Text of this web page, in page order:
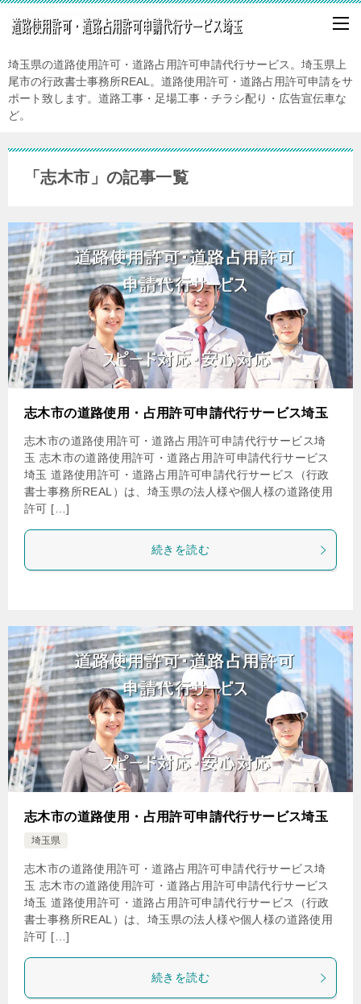
埼玉県の道路使用許可・道路占用許可申請代行サービス。埼玉県上
尾市の行政書士事務所REAL。道路使用許可・道路占用許可申請をサ
ポート致します。道路工事・足場工事・チラシ配り・広告宣伝車な
ど。
「志木市」の記事一覧
志木市の道路使用・占用許可申請代行サービス埼玉
志木市の道路使用許可・道路占用許可申請代行サービス埼
玉 志木市の道路使用許可・道路占用許可申請代行サービス
埼玉 道路使用許可・道路占用許可申請代行サービス（行政
書士事務所REAL）は、埼玉県の法人様や個人様の道路使用
許可 […]
続きを読む
志木市の道路使用・占用許可申請代行サービス埼玉
埼玉県
志木市の道路使用許可・道路占用許可申請代行サービス埼
玉 志木市の道路使用許可・道路占用許可申請代行サービス
埼玉 道路使用許可・道路占用許可申請代行サービス（行政
書士事務所REAL）は、埼玉県の法人様や個人様の道路使用
許可 […]
続きを読む